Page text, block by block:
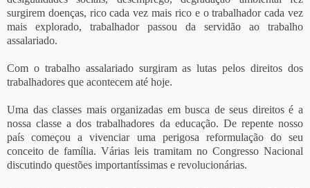
surgirem doenças, rico cada vez mais rico e o trabalhador cada vez
mais explorado, trabalhador passou da servidão ao trabalho
assalariado.
Com o trabalho assalariado surgiram as lutas pelos direitos dos
trabalhadores que acontecem até hoje.
Uma das classes mais organizadas em busca de seus direitos é a
nossa classe a dos trabalhadores da educação. De repente nosso
país começou a vivenciar uma perigosa reformulação do seu
conceito de família. Várias leis tramitam no Congresso Nacional
discutindo questões importantíssimas e revolucionárias.